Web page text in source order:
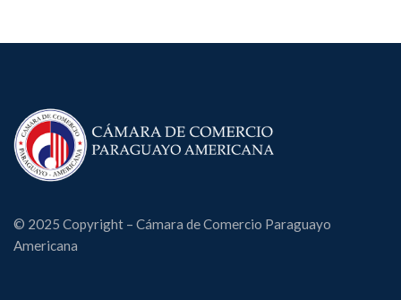
© 2025 Copyright – Cámara de Comercio Paraguayo
Americana